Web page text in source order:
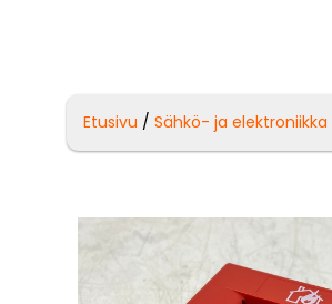
Etusivu /Sähkö- ja elektroniikka